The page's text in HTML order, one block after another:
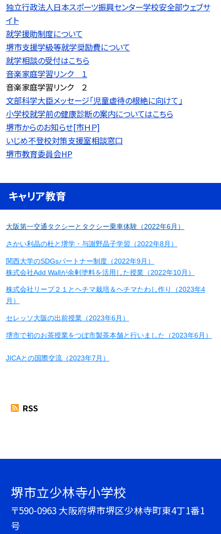
独立行政法人日本スポーツ振興センター学校安全部ウェブサ
イト
就学援助制度について
堺市支援学級等就学奨励費について
就学相談の受付はこちら
音楽家庭学習リンク １
音楽家庭学習リンク ２
文部科学大臣メッセージ「児童虐待の根絶に向けて」
小学校就学前の健康診断の案内についてはこちら
堺市からのお知らせ[市ＨＰ]
いじめ不登校対策支援室相談窓口
堺市教育委員会HP
キャリア教育
大阪第一交通タクシーとタクシー乗車体験（2022年6月）
さかい利晶の杜と堺学・与謝野晶子学習（2022年8月）
関西大学のSDGsパートナー制度（2022年9月）
株式会社Add Wallが余剰塗料を活用した授業（2022年10月）
株式会社リーブ２１とヘチマ栽培＆ヘチマたわし作り（2023年4
月）
セレッソ大阪の出前授業（2023年6月）
堺市で初のお茶授業をつぼ市製茶本舗と行いました（2023年6月）
JICAとの国際交流（2023年7月）
RSS
堺市立少林寺小学校
〒590-0963 大阪府堺市堺区少林寺町東4丁1番1
号